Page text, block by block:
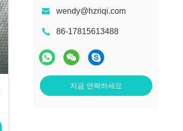
wendy@hzriqi.com
86-17815613488
지금 연락하세요